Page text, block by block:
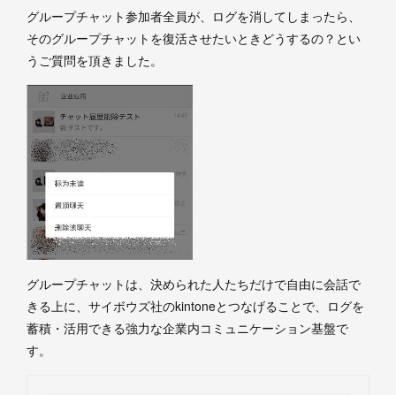
グループチャット参加者全員が、ログを消してしまったら、
そのグループチャットを復活させたいときどうするの？とい
うご質問を頂きました。
グループチャットは、決められた人たちだけで自由に会話で
きる上に、サイボウズ社のkintoneとつなげることで、ログを
蓄積・活用できる強力な企業内コミュニケーション基盤で
す。